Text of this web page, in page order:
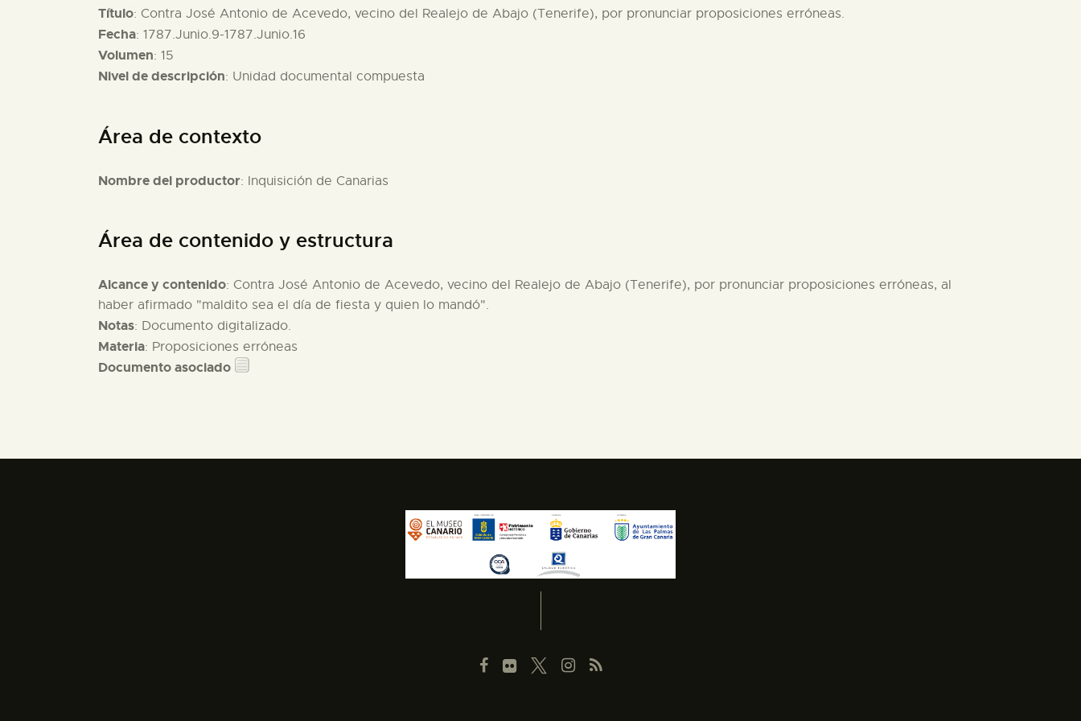
Título: Contra José Antonio de Acevedo, vecino del Realejo de Abajo (Tenerife), por pronunciar proposiciones erróneas.
Fecha: 1787.Junio.9-1787.Junio.16
Volumen: 15
Nivel de descripción: Unidad documental compuesta
Área de contexto
Nombre del productor: Inquisición de Canarias
Área de contenido y estructura
Alcance y contenido: Contra José Antonio de Acevedo, vecino del Realejo de Abajo (Tenerife), por pronunciar proposiciones erróneas, al
haber afirmado "maldito sea el día de fiesta y quien lo mandó".
Notas: Documento digitalizado.
Materia: Proposiciones erróneas
Documento asociado